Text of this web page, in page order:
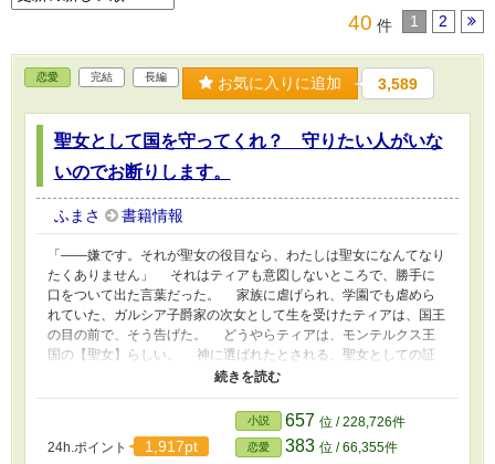
40 件 1 2
恋愛 完結 長編 お気に入りに追加 3,589
聖女として国を守ってくれ？ 守りたい人がいな
いのでお断りします。
ふまさ 書籍情報
「――嫌です。それが聖女の役目なら、わたしは聖女になんてなり
たくありません」 それはティアも意図しないところで、勝手に
口をついて出た言葉だった。 家族に虐げられ、学園でも虐めら
れていた、ガルシア子爵家の次女として生を受けたティアは、国王
の目の前で、そう告げた。 どうやらティアは、モンテルクス王
国の【聖女】らしい。 神に選ばれたとされる、聖女としての証
が確認された日、国王はティアに命じた。 「聖女は、瘴気を払え
る唯一の存在だ。 聖女としての誇りを持って、国を守ってくれ」
国王の台詞にティアは疑問がわいた。 国を守るとは、人を守
るということだ。 その人の中には、自分を虐げてきた家族や虐
めてきた学園の人々も、当然含まれている。 嫌だ、と思った。
24h.ポイント 1,917pt
小説 657 位 / 228,726件
恋愛 383 位 / 66,355件